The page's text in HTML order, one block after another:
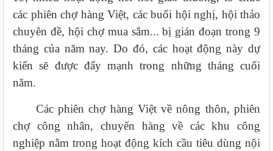
các phiên chợ hàng Việt, các buổi hội nghị, hội thảo
chuyên đề, hội chợ mua sắm... bị gián đoạn trong 9
tháng của năm nay. Do đó, các hoạt động này dự
kiến sẽ được đẩy mạnh trong những tháng cuối
năm.
Các phiên chợ hàng Việt về nông thôn, phiên
chợ công nhân, chuyến hàng về các khu công
nghiệp nằm trong hoạt động kích cầu tiêu dùng nội